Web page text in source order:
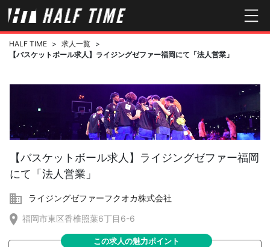
HALF TIME > 求人一覧 >
【バスケットボール求人】ライジングゼファー福岡にて「法人営業」
【バスケットボール求人】ライジングゼファー福岡
にて「法人営業」
ライジングゼファーフクオカ株式会社
福岡市東区香椎照葉6丁目6-6
この求人の魅力ポイント